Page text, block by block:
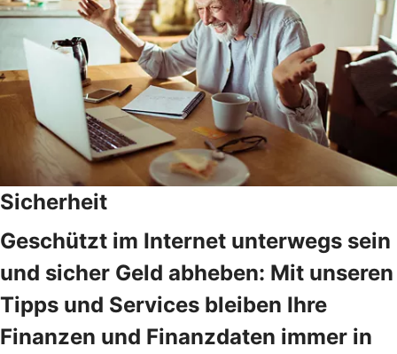
Sicherheit
Geschützt im Internet unterwegs sein
und sicher Geld abheben: Mit unseren
Tipps und Services bleiben Ihre
Finanzen und Finanzdaten immer in